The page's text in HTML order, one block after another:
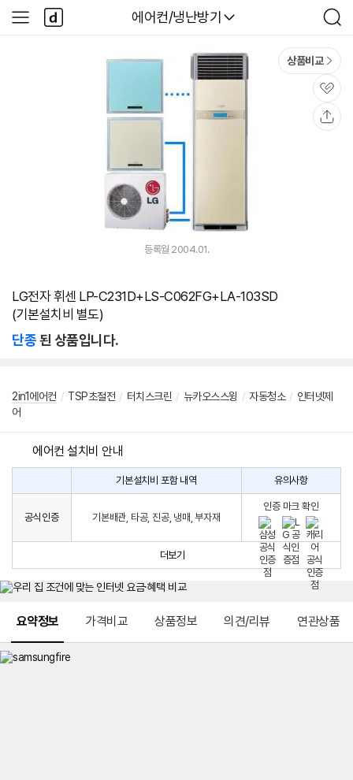
다나와
에어컨/냉난방기
검
색
사
이
다
나
와
상품비교
관
심
등록월 2004.01.
LG전자 휘센 LP-C231D+LS-C062FG+LA-103SD
(기본설치비 별도)
단종된 상품입니다.
2in1에어컨 / TSP초절전 / 터치스크린 / 뉴카오스스윙 / 자동청소 / 인터넷제
어
에어컨 설치비 안내
구
시
생
는
치
비
컨
설
기본설치비 포함 내역 유의사항
공식인증 기본배관, 타공, 진공, 냉매, 부자재
인증 마크 확인
더보기
요약정보 가격비교 상품정보 의견/리뷰 연관상품